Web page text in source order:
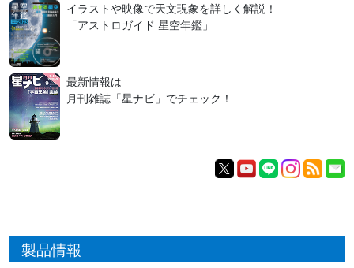
イラストや映像で天文現象を詳しく解説！
「アストロガイド 星空年鑑」
最新情報は
月刊雑誌「星ナビ」でチェック！
製品情報